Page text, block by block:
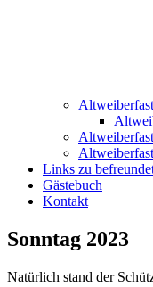
Links zu
Gästebuch
Kontakt
Sonntag 2023
Natürlich stand der